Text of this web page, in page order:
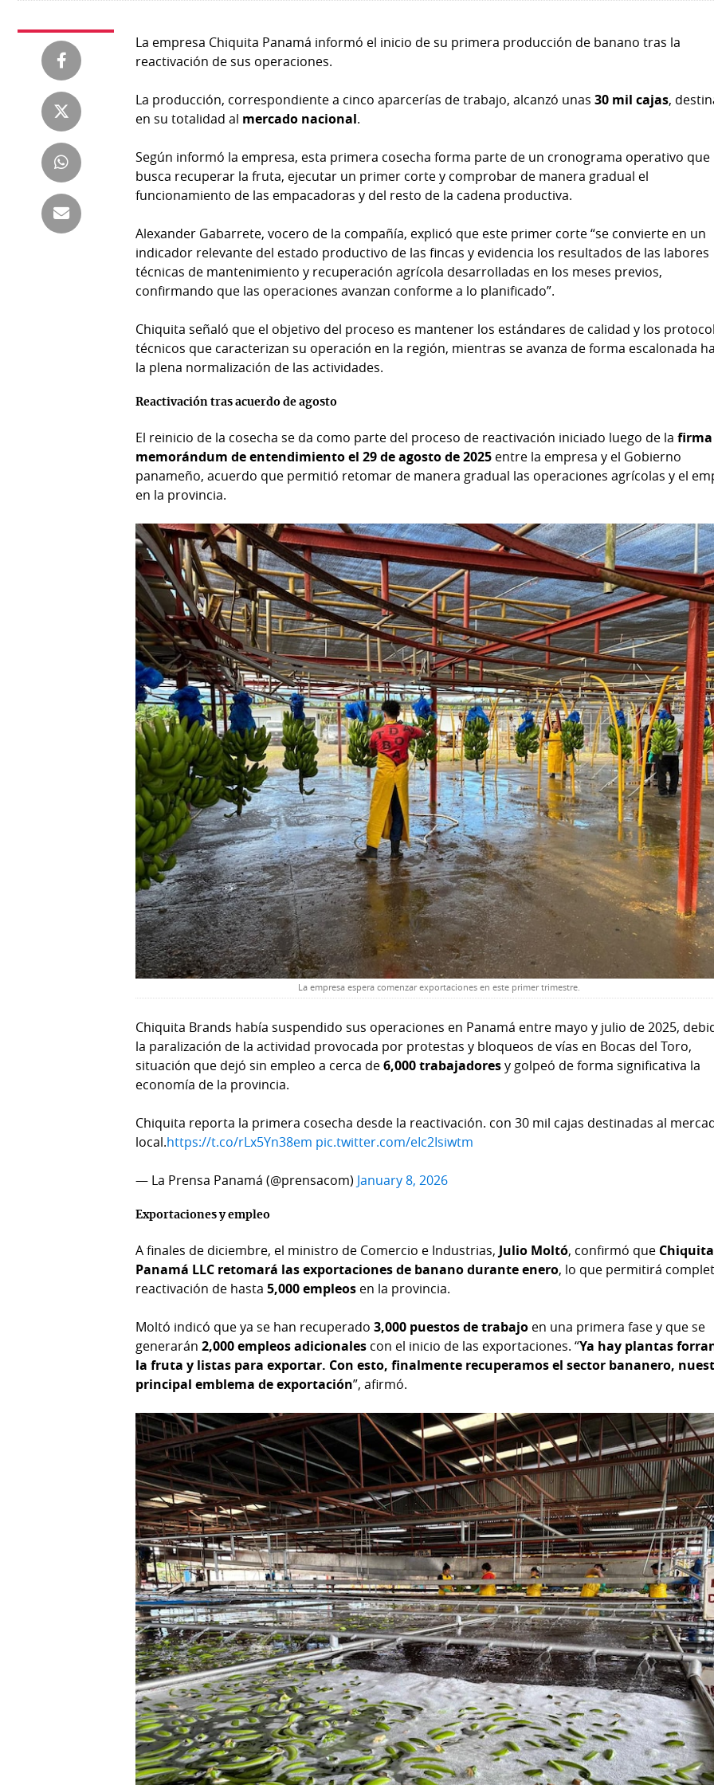
Panamá
Tus
Tiquetes
Cero
Corprensa
Club
La
Prensa
Busca
Fácil
Cual
La empresa Chiquita Panamá informó el inicio de su primera producción de banano tras la
reactivación de sus operaciones.
La producción, correspondiente a cinco aparcerías de trabajo, alcanzó unas30 mil cajas,
en su totalidad al mercado nacional.
Según informó la empresa, esta primera cosecha forma parte de un cronograma operativo que
busca recuperar la fruta, ejecutar un primer corte y comprobar de manera gradual el
funcionamiento de las empacadoras y del resto de la cadena productiva.
Alexander Gabarrete, vocero de la compañía, explicó que este primer corte “se convierte en un
indicador relevante del estado productivo de las fincas y evidencia los resultados de las labores
técnicas de mantenimiento y recuperación agrícola desarrolladas en los meses previos,
confirmando que las operaciones avanzan conforme a lo planificado”.
Chiquita señaló que el objetivo del proceso es mantener los estándares de calidad y los
técnicos que caracterizan su operación en la región, mientras se avanza de forma escalonada
la plena normalización de las actividades.
Reactivación tras acuerdo de agosto
El reinicio de la cosecha se da como parte del proceso de reactivación iniciado luego de la
memorándum de entendimiento el 29 de agosto de 2025 entre la empresa y el Gobierno
panameño, acuerdo que permitió retomar de manera gradual las operaciones agrícolas y el
en la provincia.
La empresa espera comenzar exportaciones en este primer trimestre.
Chiquita Brands había suspendido sus operaciones en Panamá entre mayo y julio de 2025,
la paralización de la actividad provocada por protestas y bloqueos de vías en Bocas del Toro,
situación que dejó sin empleo a cerca de6,000 trabajadoresy golpeó de forma significativa la
economía de la provincia.
Chiquita reporta la primera cosecha desde la reactivación. con 30 mil cajas destinadas al
local.https://t.co/rLx5Yn38em pic.twitter.com/eIc2Isiwtm
— La Prensa Panamá (@prensacom) January 8, 2026
Exportaciones y empleo
A finales de diciembre, el ministro de Comercio e Industrias, Julio Moltó, confirmó que Chiquita
Panamá LLC retomará las exportaciones de banano durante enero, lo que permitirá
reactivación de hasta5,000 empleos en la provincia.
Moltó indicó que ya se han recuperado3,000 puestos de trabajo en una primera fase y que se
generarán2,000 empleos adicionales con el inicio de las exportaciones. “Ya hay plantas
la fruta y listas para exportar. Con esto, finalmente recuperamos el sector bananero,
principal emblema de exportación”, afirmó.